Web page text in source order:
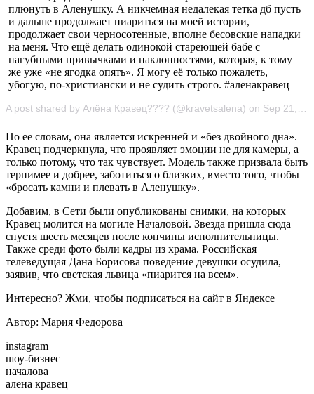
плюнуть в Аленушку. А никчемная недалекая тетка дб пусть
и дальше продолжает пиариться на моей истории,
продолжает свои черносотенные, вполне бесовские нападки
на меня. Что ещё делать одинокой стареющей бабе с
пагубными привычками и наклонностями, которая, к тому
же уже «не ягодка опять». Я могу её только пожалеть,
убогую, по-христиански и не судить строго. #аленакравец
По ее словам, она является искренней и «без двойного дна».
Кравец подчеркнула, что проявляет эмоции не для камеры, а
только потому, что так чувствует. Модель также призвала быть
терпимее и добрее, заботиться о близких, вместо того, чтобы
«бросать камни и плевать в Аленушку».
Добавим, в Сети были опубликованы снимки, на которых
Кравец молится на могиле Началовой. Звезда пришла сюда
спустя шесть месяцев после кончины исполнительницы.
Также среди фото были кадры из храма. Российская
телеведущая Дана Борисова поведение девушки осудила,
заявив, что светская львица «пиарится на всем».
Интересно? Жми, чтобы подписаться на сайт в Яндексе
Автор: Мария Федорова
instagram
шоу-бизнес
началова
алена кравец